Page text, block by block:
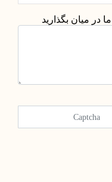
در میان بگذارید